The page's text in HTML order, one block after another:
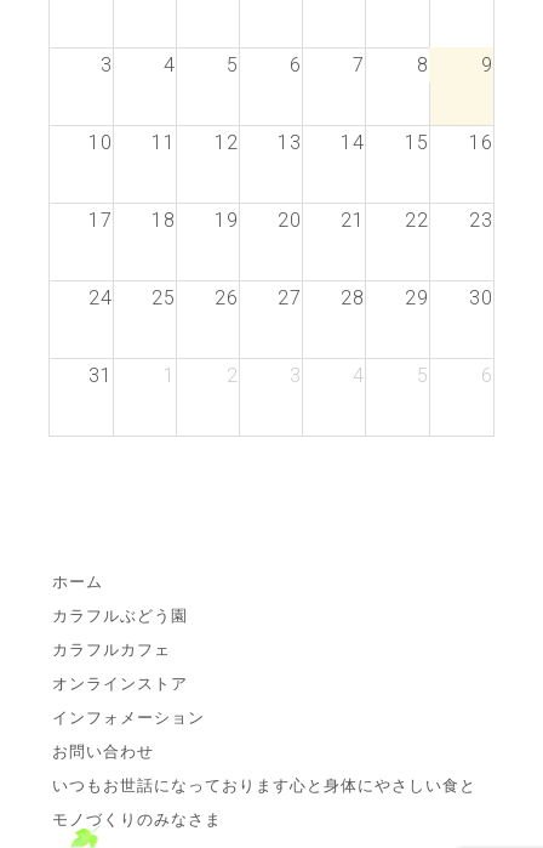
3 4 5 6 7 8 9
10 11 12 13 14 15 16
17 18 19 20 21 22 23
24 25 26 27 28 29 30
31 1 2 3 4 5 6
ホーム
カラフルぶどう園
カラフルカフェ
オンラインストア
インフォメーション
お問い合わせ
いつもお世話になっております心と身体にやさしい食と
モノづくりのみなさま